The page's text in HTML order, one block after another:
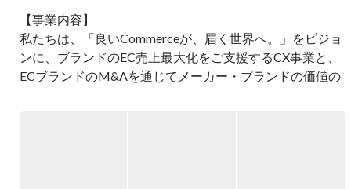
【事業内容】
私たちは、「良いCommerceが、届く世界へ。」をビジョ
ンに、ブランドのEC売上最大化をご支援するCX事業と、
ECブランドのM&Aを通じてメーカー・ブランドの価値の